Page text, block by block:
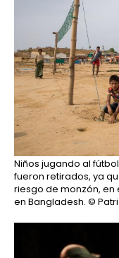
Niños jugando al
fueron retirados, ya
riesgo de monzón,
en Bangladesh. ©